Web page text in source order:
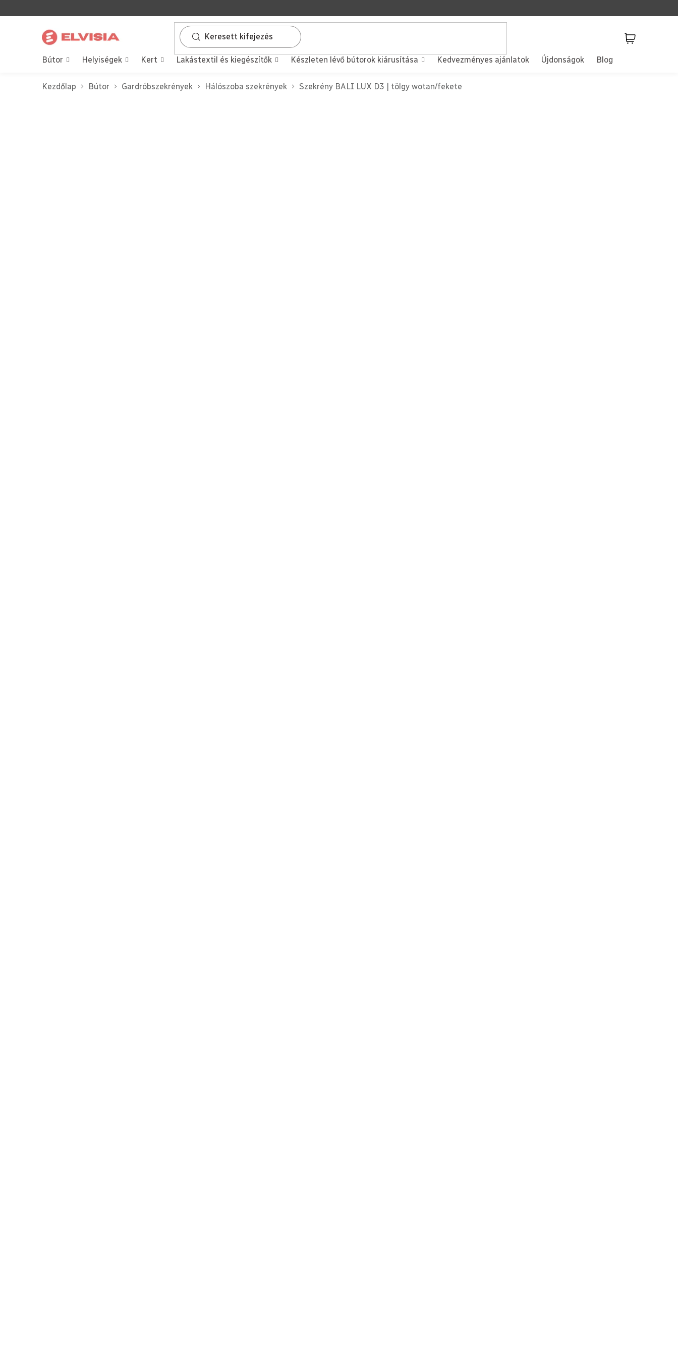
a
tartalomhoz
Bútor Helyiségek Kert Lakástextil és kiegészítők Készleten lévő bútorok kiárusítása Kedvezményes ajánlatok Újdonságok Blog
Kezdőlap Bútor Gardróbszekrények Hálószoba szekrények Szekrény BALI LUX D3 | tölgy wotan/fekete